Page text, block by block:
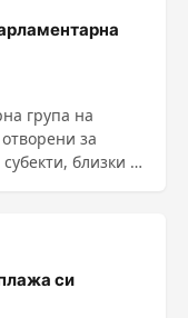
група на
за
близки до
си